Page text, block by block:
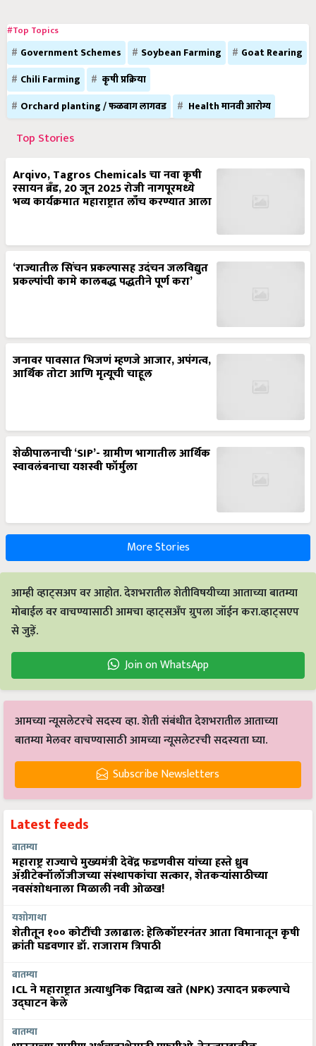
#Top Topics
Government Schemes Soybean Farming
Goat Rearing
Chili Farming
कृषी प्रक्रिया
Orchard planting / फळबाग लागवड
Health मानवी आरोग्य
Top Stories
Arqivo, Tagros Chemicals चा नवा कृषी
रसायन ब्रँड, 20 जून 2025 रोजी नागपूरमध्ये
भव्य कार्यक्रमात महाराष्ट्रात लाँच करण्यात आला
‘राज्यातील सिंचन प्रकल्पासह उदंचन जलविद्युत
प्रकल्पांची कामे कालबद्ध पद्धतीने पूर्ण करा’
जनावर पावसात भिजणं म्हणजे आजार, अपंगत्व,
आर्थिक तोटा आणि मृत्यूची चाहूल
शेळीपालनाची ‘SIP’- ग्रामीण भागातील आर्थिक
स्वावलंबनाचा यशस्वी फॉर्मुला
More Stories
आम्ही व्हाट्सअप वर आहोत. देशभरातील शेतीविषयीच्या आताच्या बातम्या
मोबाईल वर वाचण्यासाठी आमचा व्हाट्सअँप ग्रुपला जॉईन करा.व्हाट्सएप
से जुड़ें.
Join on WhatsApp
आमच्या न्यूसलेटरचे सदस्य व्हा. शेती संबंधीत देशभरातील आताच्या
बातम्या मेलवर वाचण्यासाठी आमच्या न्यूसलेटरची सदस्यता घ्या.
Subscribe Newsletters
Latest feeds
बातम्या
महाराष्ट्र राज्याचे मुख्यमंत्री देवेंद्र फडणवीस यांच्या हस्ते ध्रुव
ॲग्रीटेक्नॉलॉजीजच्या संस्थापकांचा सत्कार, शेतकऱ्यांसाठीच्या
नवसंशोधनाला मिळाली नवी ओळख!
यशोगाथा
शेतीतून १०० कोटींची उलाढाल: हेलिकॉप्टरनंतर आता विमानातून कृषी
क्रांती घडवणार डॉ. राजाराम त्रिपाठी
बातम्या
ICL ने महाराष्ट्रात अत्याधुनिक विद्राव्य खते (NPK) उत्पादन प्रकल्पाचे
उद्घाटन केले
बातम्या